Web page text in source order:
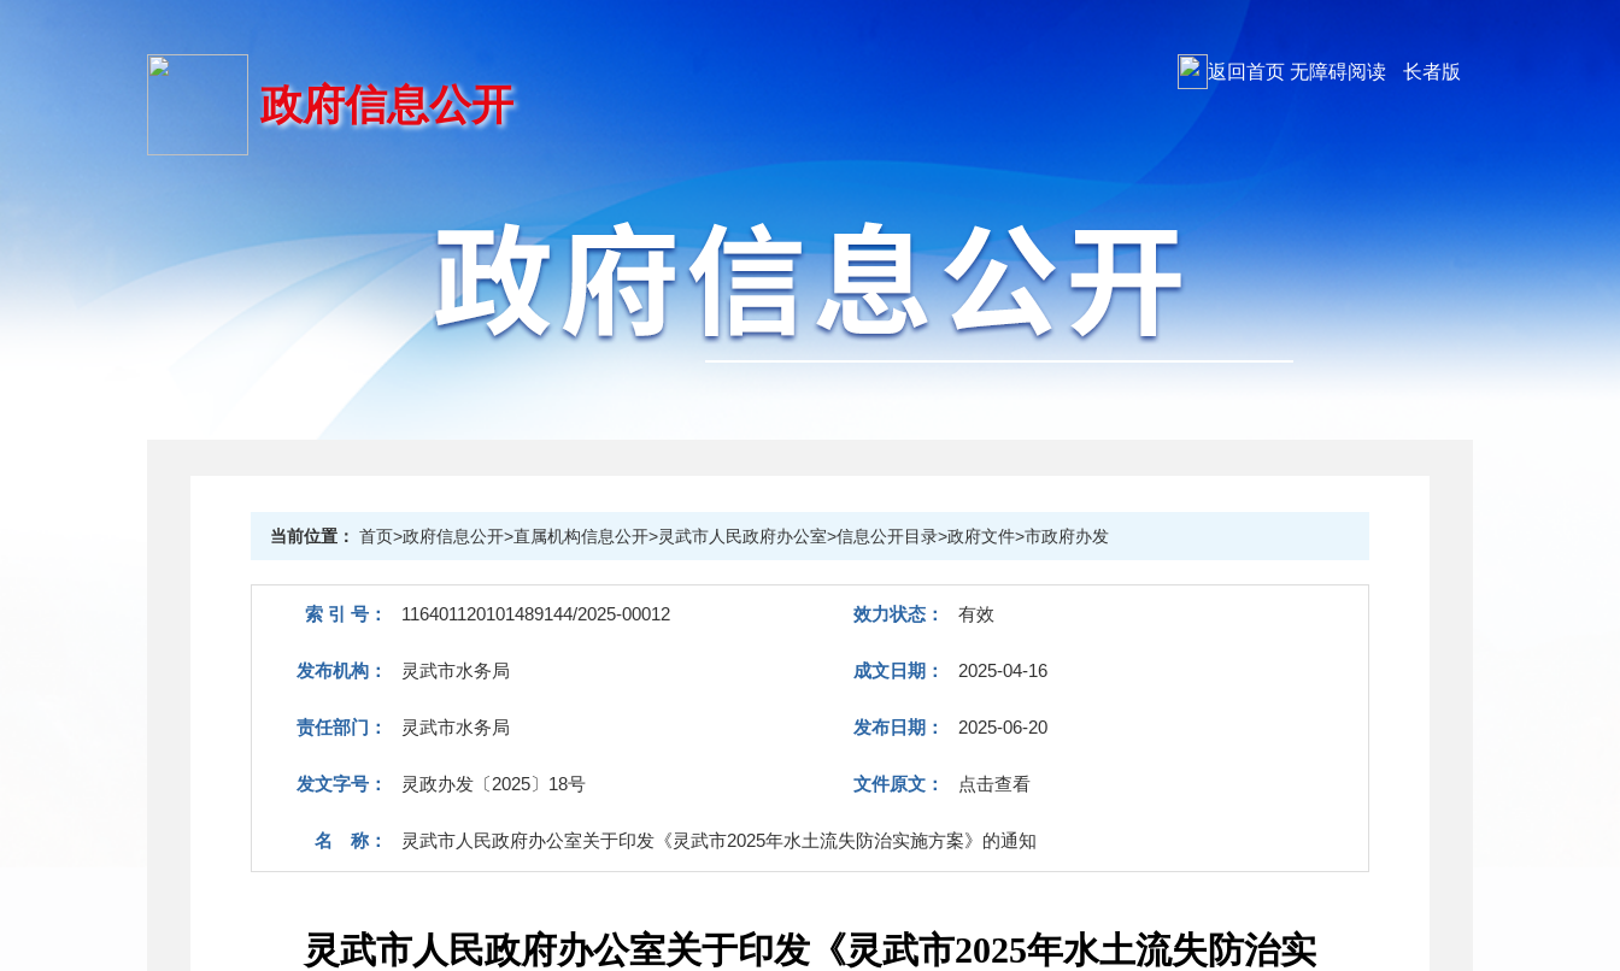
政府信息公开
返回首页 无障碍阅读 长者版
当前位置： 首页>政府信息公开>直属机构信息公开>灵武市人民政府办公室>信息公开目录>政府文件>市政府办发
索 引 号： 116401120101489144/2025-00012 效力状态： 有效
发布机构： 灵武市水务局 成文日期： 2025-04-16
责任部门： 灵武市水务局 发布日期： 2025-06-20
发文字号： 灵政办发〔2025〕18号 文件原文： 点击查看
名 称： 灵武市人民政府办公室关于印发《灵武市2025年水土流失防治实施方案》的通知
灵武市人民政府办公室关于印发《灵武市2025年水土流失防治实